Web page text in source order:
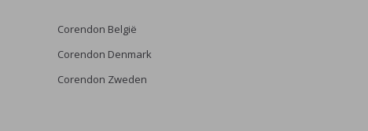
Corendon België
Corendon Denmark
Corendon Zweden